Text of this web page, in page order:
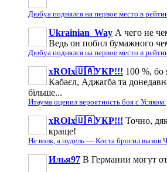
Дюбуа поднялся на первое место в
Ukrainian_Way А чего не
Ведь он побил бумажного
Дюбуа поднялся на первое место в
xROIx🇺🇦УКР!!! 100 %, бо
Кабаєл, Аджаґба та
більше...
Итаума оценил вероятность боя с Усиком
xROIx🇺🇦УКР!!! Точно,
краще!
Не волк, а пудель — Коста бросил вызов
Илья97 В Германии могут